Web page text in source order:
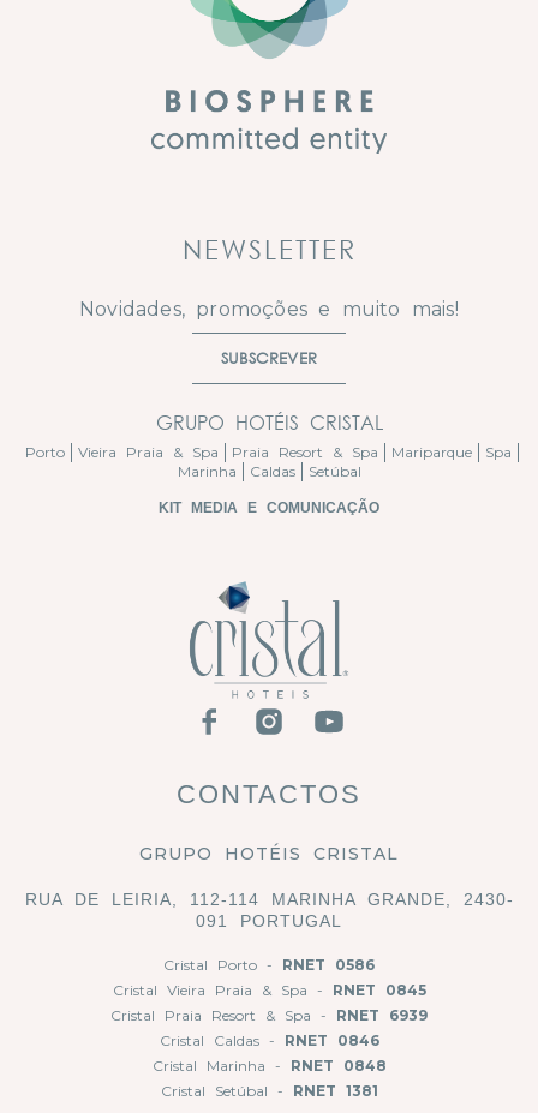
CONTACTOS
GRUPO HOTÉIS CRISTAL
RUA DE LEIRIA, 112-114 MARINHA GRANDE, 2430-
091 PORTUGAL
Cristal Porto - RNET 0586
Cristal Vieira Praia & Spa - RNET 0845
Cristal Praia Resort & Spa - RNET 6939
Cristal Caldas - RNET 0846
Cristal Marinha - RNET 0848
Cristal Setúbal - RNET 1381
NEWSLETTER
Novidades, promoções e muito mais!
SUBSCREVER
GRUPO HOTÉIS CRISTAL
Porto Vieira Praia & Spa Praia Resort & Spa Mariparque
Spa
Marinha
Caldas Setúbal
KIT MEDIA E COMUNICAÇÃO